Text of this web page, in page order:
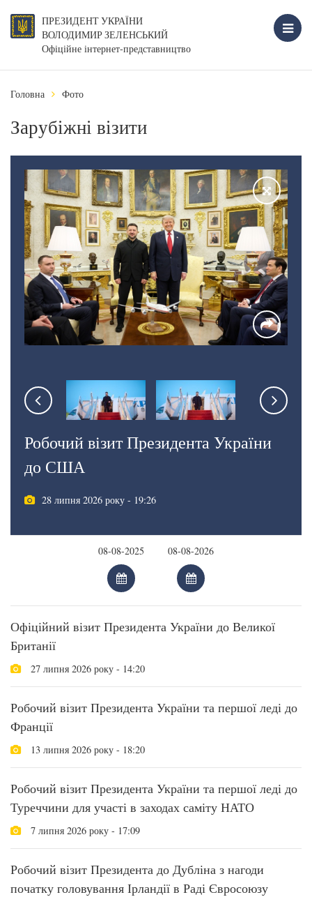
ПРЕЗИДЕНТ УКРАЇНИ
ВОЛОДИМИР ЗЕЛЕНСЬКИЙ
Офіційне інтернет-представництво
Головна Фото
Зарубіжні візити
Робочий візит Президента України
до США
28 липня 2026 року - 19:26
Офіційний візит Президента України до Великої
Британії
27 липня 2026 року - 14:20
Робочий візит Президента України та першої леді до
Франції
13 липня 2026 року - 18:20
Робочий візит Президента України та першої леді до
Туреччини для участі в заходах саміту НАТО
7 липня 2026 року - 17:09
Робочий візит Президента до Дубліна з нагоди
початку головування Ірландії в Раді Євросоюзу